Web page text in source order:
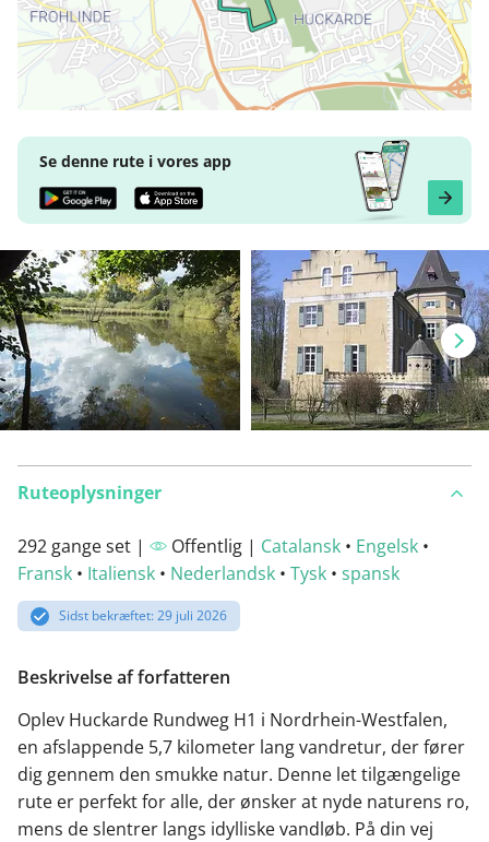
Se denne rute i vores app
Ruteoplysninger
292 gange set | Offentlig | Catalansk • Engelsk •
Fransk • Italiensk • Nederlandsk • Tysk • spansk
Sidst bekræftet: 29 juli 2026
Beskrivelse af forfatteren
Oplev Huckarde Rundweg H1 i Nordrhein-Westfalen,
en afslappende 5,7 kilometer lang vandretur, der fører
dig gennem den smukke natur. Denne let tilgængelige
rute er perfekt for alle, der ønsker at nyde naturens ro,
mens de slentrer langs idylliske vandløb. På din vej